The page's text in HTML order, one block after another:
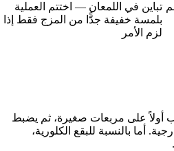
تباين في اللمعان — اختتم العملية
بلمسة خفيفة جدًّا من المزج فقط إذا
لزم الأمر
أولاً على مربعات صغيرة، ثم يضبط
أما بالنسبة للبقع الكلورية،